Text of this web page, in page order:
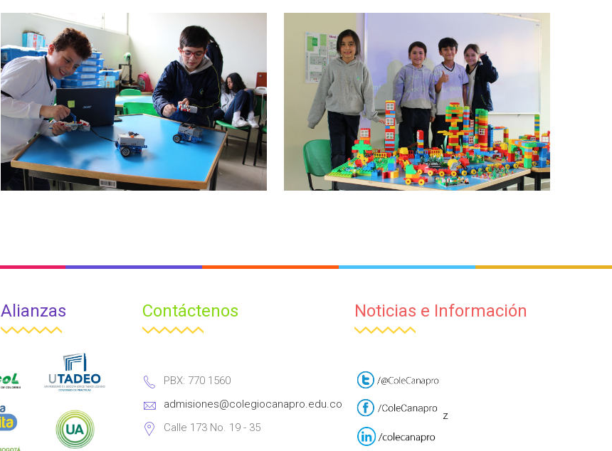
Actividades Escolares – Aula
Actividades Escolares – Aula
Alianzas Contáctenos
PBX: 770 1560
admisiones@colegiocanapro.edu.co
Calle 173 No. 19 - 35
Noticias e Información
z